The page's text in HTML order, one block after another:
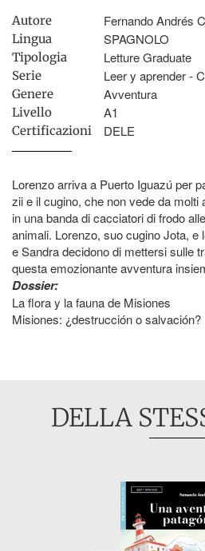
Autore Fernando Andrés
Lingua SPAGNOLO
Tipologia Letture Graduate
Serie Leer y aprender -
Genere Avventura
Livello A1
Certificazioni DELE
Lorenzo arriva a Puerto Iguazú per
zii e il cugino, che non vede da molti
in una banda di cacciatori di frodo
animali. Lorenzo, suo cugino Jota,
e Sandra decidono di mettersi sulle
questa emozionante avventura
Dossier:
La flora y la fauna de Misiones
Misiones: ¿destrucción o salvación?
DELLA